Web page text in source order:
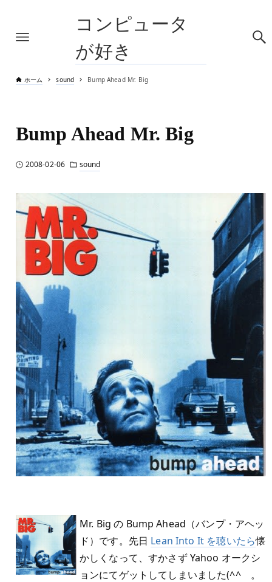
コンピュータ
が好き
ホーム sound Bump Ahead Mr. Big
Bump Ahead Mr. Big
2008-02-06 sound
Mr. Big の Bump Ahead（バンプ・アヘッ
ド）です。先日 Lean Into It を聴いたら懐
かしくなって、すかさず Yahoo オークシ
ョンにてゲットしてしまいました(^^ゞ。